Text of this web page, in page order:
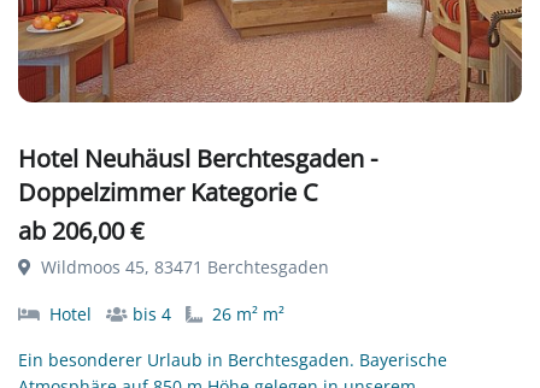
Hotel Neuhäusl Berchtesgaden -
Doppelzimmer Kategorie C
ab 206,00 €
Wildmoos 45, 83471 Berchtesgaden
Hotel bis 4
26 m² m²
Ein besonderer Urlaub in Berchtesgaden. Bayerische